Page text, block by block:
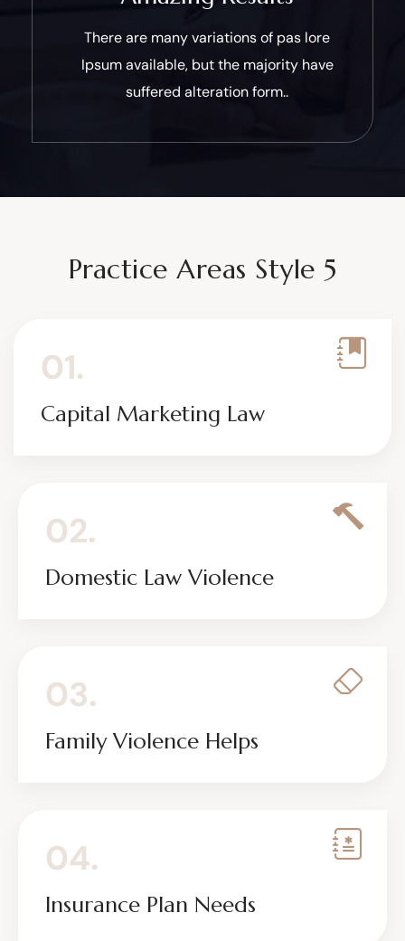
There are many variations of pas lore
Ipsum available, but the majority have
suffered alteration form..
Practice Areas Style 5
01.
Capital Marketing Law
02.
Domestic Law Violence
03.
Family Violence Helps
04.
Insurance Plan Needs